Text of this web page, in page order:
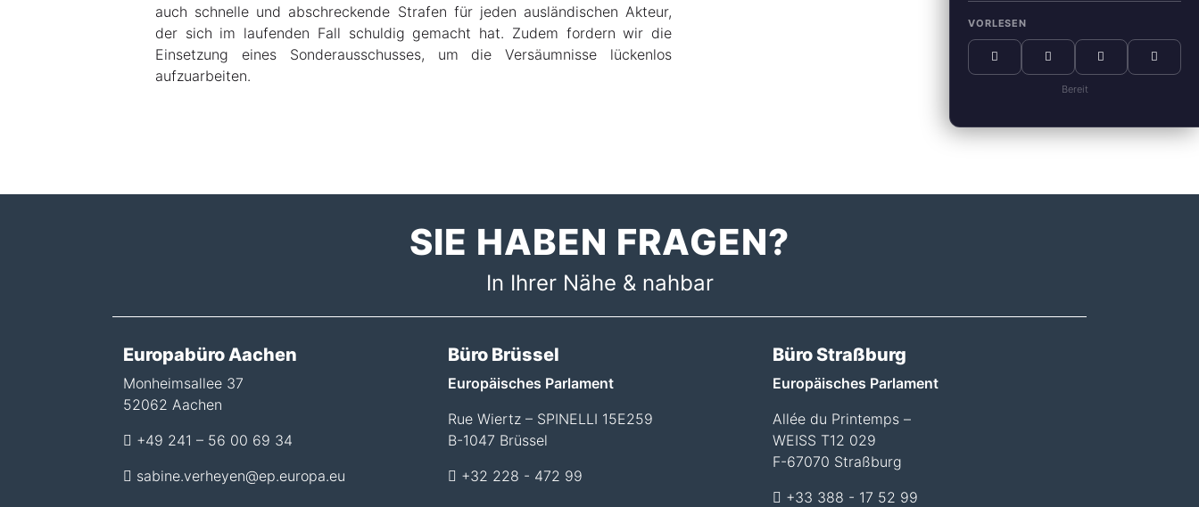
VORLESEN
Bereit
auch schnelle und abschreckende Strafen für jeden ausländischen Akteur,
der sich im laufenden Fall schuldig gemacht hat. Zudem fordern wir die
Einsetzung eines Sonderausschusses, um die Versäumnisse lückenlos
aufzuarbeiten.
SIE HABEN FRAGEN?
In Ihrer Nähe & nahbar
Europabüro Aachen
Monheimsallee 37
52062 Aachen
+49 241 – 56 00 69 34
sabine.verheyen@ep.europa.eu
Büro Brüssel
Europäisches Parlament
Rue Wiertz – SPINELLI 15E259
B-1047 Brüssel
+32 228 - 472 99
Büro Straßburg
Europäisches Parlament
Allée du Printemps –
WEISS T12 029
F-67070 Straßburg
+33 388 - 17 52 99